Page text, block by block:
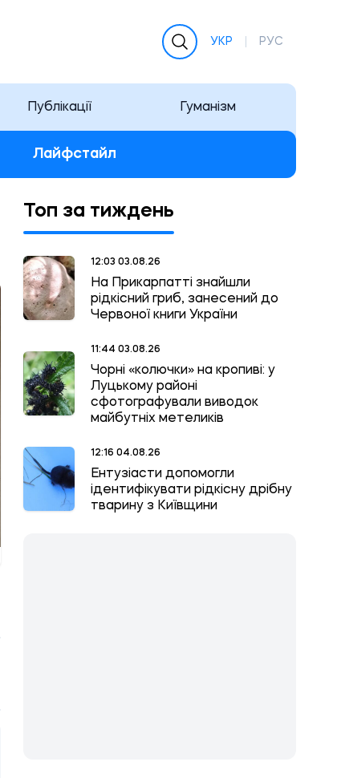
УКР РУС
Публікації Гуманізм
Лайфстайл
Топ за тиждень
12:03 03.08.26
На Прикарпатті знайшли
рідкісний гриб, занесений до
Червоної книги України
11:44 03.08.26
Чорні «колючки» на кропиві: у
Луцькому районі
сфотографували виводок
майбутніх метеликів
12:16 04.08.26
Ентузіасти допомогли
ідентифікувати рідкісну дрібну
тварину з Київщини